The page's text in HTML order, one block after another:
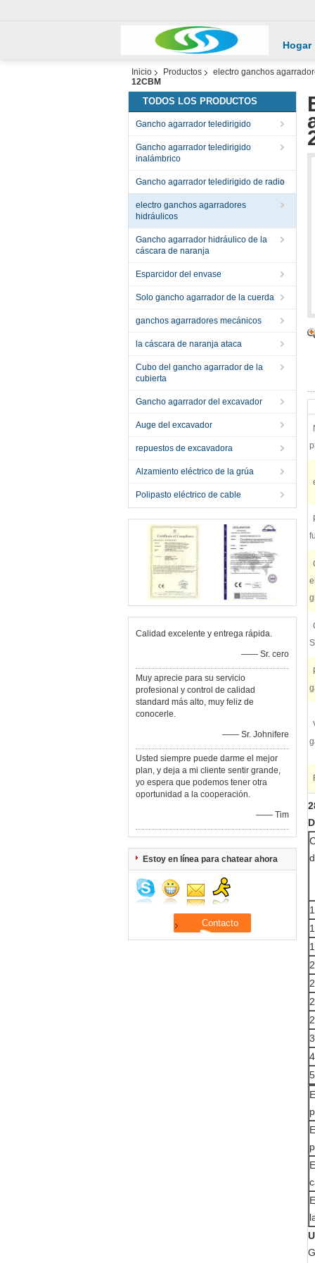
Hogar
Inicio Productos
electro ganchos
12CBM
TODOS LOS PRODUCTOS
Gancho agarrador teledirigido
Gancho agarrador teledirigido
inalámbrico
Gancho agarrador teledirigido de radio
electro ganchos agarradores
hidráulicos
Gancho agarrador hidráulico de la
cáscara de naranja
Esparcidor del envase
Solo gancho agarrador de la cuerda
ganchos agarradores mecánicos
la cáscara de naranja ataca
Cubo del gancho agarrador de la
cubierta
Gancho agarrador del excavador
Auge del excavador
repuestos de excavadora
Alzamiento eléctrico de la grúa
Polipasto eléctrico de cable
Calidad excelente y entrega rápida.
—— Sr. cero
Muy aprecie para su servicio
profesional y control de calidad
standard más alto, muy feliz de
conocerle.
—— Sr. Johnifere
Usted siempre puede darme el mejor
plan, y deja a mi cliente sentir grande,
yo espera que podemos tener otra
oportunidad a la cooperación.
—— Tim
Estoy en línea para chatear ahora